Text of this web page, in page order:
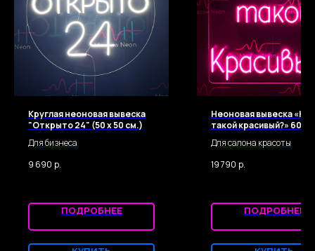
Круглая неоновая вывеска
"Открыто 24" (50 х 50 см.)
Для бизнеса
9 690 р.
ПОДРОБНЕЕ
Неоновая вывеска
такой красивый?» 60 x
Для салона красоты
19 790 р.
ПОДРОБНЕЕ